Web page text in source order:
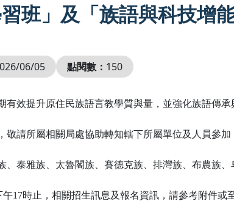
班」及「族語與科技增能
06/05 點閱數： 150
效提升原住民族語言教學質與量，並強化族語傳
敬請所屬相關局處協助轉知轄下所屬單位及人員參
泰雅族、太魯閣族、賽德克族、排灣族、布農族
17時止，相關招生訊息及報名資訊，請參考附件或